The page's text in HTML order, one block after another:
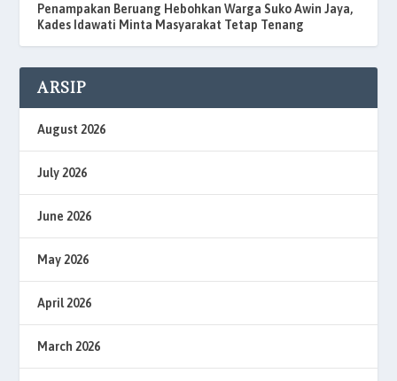
Penampakan Beruang Hebohkan Warga Suko Awin Jaya,
Kades Idawati Minta Masyarakat Tetap Tenang
ARSIP
August 2026
July 2026
June 2026
May 2026
April 2026
March 2026